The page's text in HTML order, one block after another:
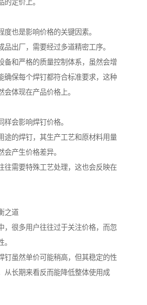
的定价上。
度也是影响价格的关键因素。
品出厂，需要经过多道精密工序。
备和严格的质量控制体系，虽然会增
确保每个焊钉都符合标准要求，这种
会体现在产品价格上。
样会影响焊钉价格。
途的焊钉，其生产工艺和原材料用量
会产生价格差异。
往需要特殊工艺处理，这也会反映在
之道
，很多用户往往过于关注价格，而忽
钉虽然单价可能稍高，但其稳定的性
从长期来看反而能降低整体使用成